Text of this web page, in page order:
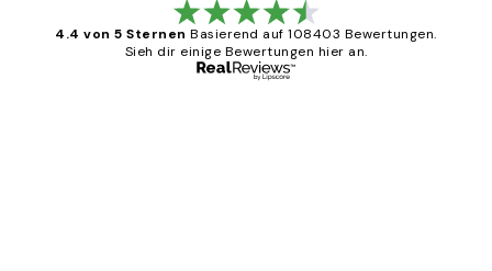
4.4 von 5 Sternen Basierend auf 108403 Bewertungen.
Sieh dir einige Bewertungen hier an.